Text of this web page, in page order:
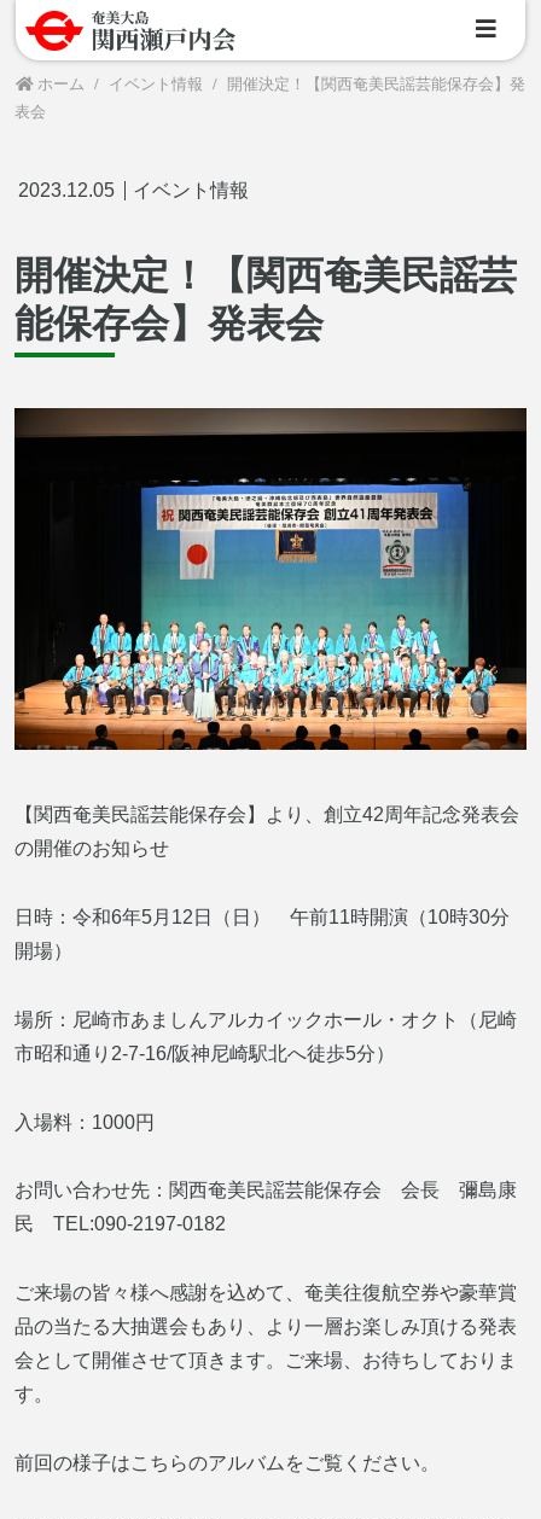
ホーム イベント情報
開催決定！【関西奄美民謡芸能保存会】発
表会
2023.12.05 イベント情報
開催決定！【関西奄美民謡芸
能保存会】発表会
【関西奄美民謡芸能保存会】より、創立42周年記念発表会
の開催のお知らせ
日時：令和6年5月12日（日） 午前11時開演（10時30分
開場）
場所：尼崎市あましんアルカイックホール・オクト（尼崎
市昭和通り2-7-16/阪神尼崎駅北へ徒歩5分）
入場料：1000円
お問い合わせ先：関西奄美民謡芸能保存会 会長 彌島康
民 TEL:090-2197-0182
ご来場の皆々様へ感謝を込めて、奄美往復航空券や豪華賞
品の当たる大抽選会もあり、より一層お楽しみ頂ける発表
会として開催させて頂きます。ご来場、お待ちしておりま
す。
前回の様子はこちらのアルバムをご覧ください。